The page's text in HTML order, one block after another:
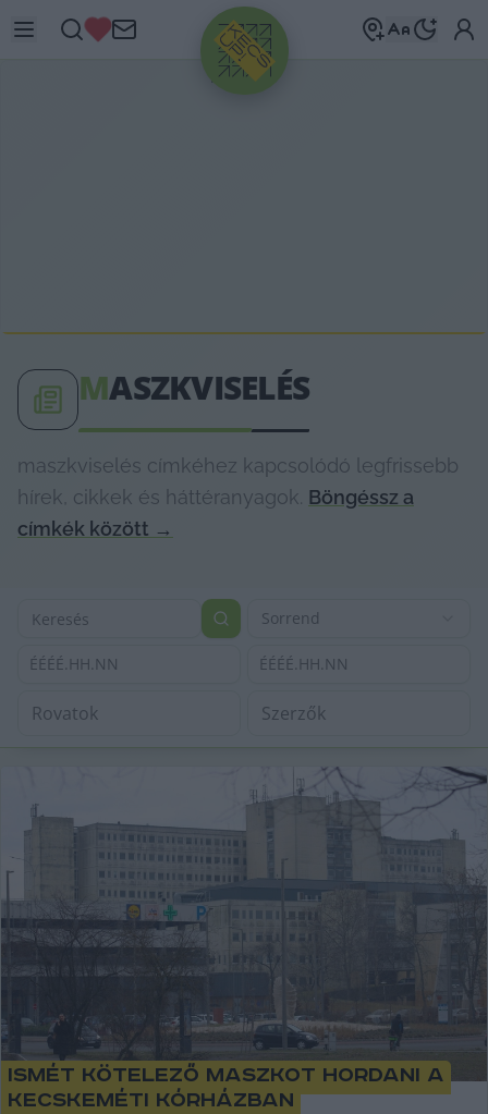
HIRDETÉS
MASZKVISELÉS
maszkviselés címkéhez kapcsolódó legfrissebb
hírek, cikkek és háttéranyagok. Böngéssz a
címkék között →
Sorrend
ÉÉÉÉ.HH.NN ÉÉÉÉ.HH.NN
Ismét kötelező maszkot hordani a
kecskeméti kórházban